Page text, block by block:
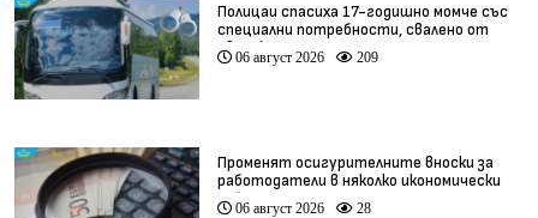
Полицаи спасиха 17-годишно момче със
специални потребности, свалено от
автобус
06 август 2026 209
Променят осигурителните вноски за
работодатели в няколко икономически
дейности
06 август 2026 28